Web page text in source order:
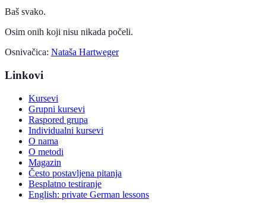
Baš svako.
Osim onih koji nisu nikada počeli.
Osnivačica: Nataša Hartweger
Linkovi
Kursevi
Grupni kursevi
Raspored grupa
Individualni kursevi
O nama
O metodi
Magazin
Često postavljena pitanja
Besplatno testiranje
English: private German lessons